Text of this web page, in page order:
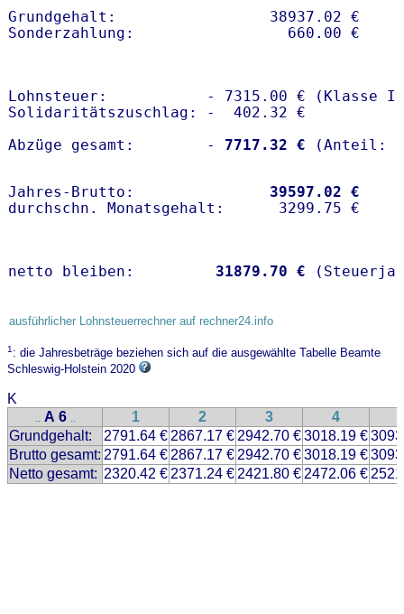
Grundgehalt:                 38937.02 €
Lohnsteuer:           - 7315.00 € (Klasse I)
Solidaritätszuschlag: -  402.32 €
Abzüge gesamt:        -
7717.32 €
Jahres-Brutto: 39597.02 €
netto bleiben: 31879.70 €
ausführlicher Lohnsteuerrechner auf rechner24.info
1: die Jahresbeträge beziehen sich auf die ausgewählte Tabelle Beamte
Schleswig-Holstein 2020
K
.. A 6 .. 1 2 3 4
Grundgehalt:
2791.64 € 2867.17 € 2942.70 €3018.19 €
Brutto gesamt: 2791.64 € 2867.17 € 2942.70 €3018.19 €
Netto gesamt: 2320.42 € 2371.24 € 2421.80 € 2472.06 €